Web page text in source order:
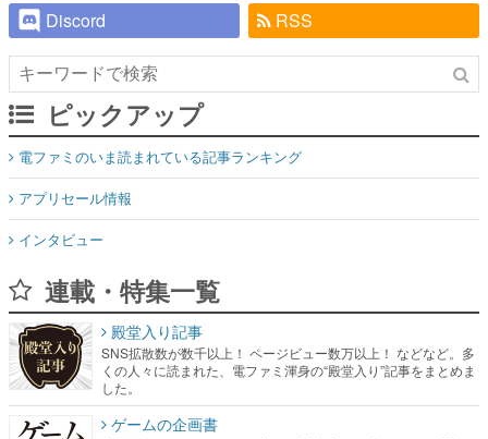
ピックアップ
電ファミのいま読まれている記事ランキング
アプリセール情報
インタビュー
連載・特集一覧
くの人々に読まれた、電ファミ渾身の“殿堂入り”記事をまとめま
した。
ゲームの企画書
名作ゲームクリエイターの方々に製作時のエピソードをお聞き
し、ヒットする企画（ゲーム）とは何か？を探っていきます。
赫本